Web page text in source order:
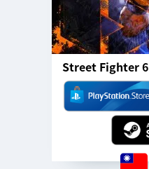
Street Fighter 6